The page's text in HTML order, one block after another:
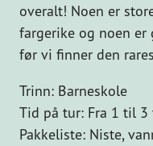
overalt! Noen er
fargerike og noen er
før vi finner den
Trinn: Barneskole
Tid på tur: Fra 1 til 3
Pakkeliste: Niste,